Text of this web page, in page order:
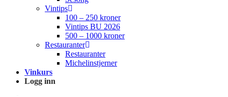
Vintips
100 – 250 kroner
Vintips BU 2026
500 – 1000 kroner
Restauranter
Restauranter
Michelinstjerner
Vinkurs
Logg inn